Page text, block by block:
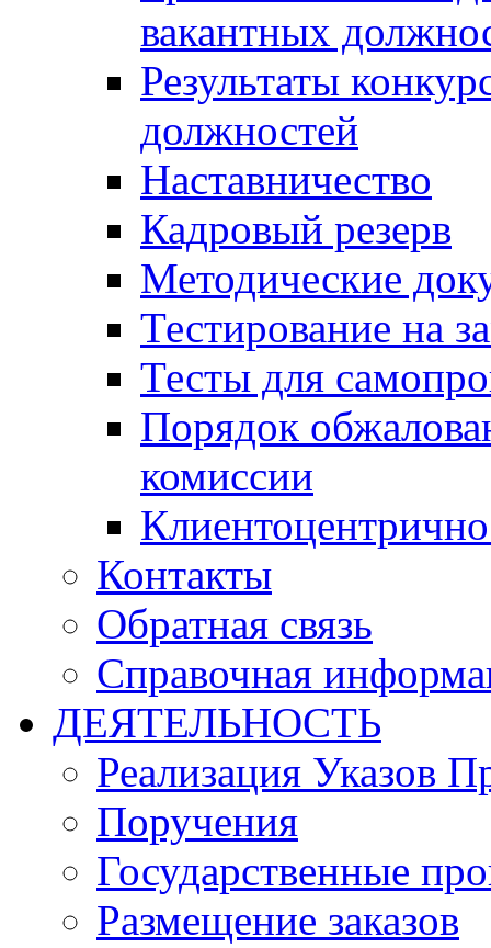
вакантных
Результаты
должностей
Наставничество
Кадровый резерв
Методические
Тестирование на
Тесты для
Порядок
комиссии
Контакты
Обратная связь
Справочная
ДЕЯТЕЛЬНОСТЬ
Реализация Указов
Поручения
Государственные
Размещение заказов